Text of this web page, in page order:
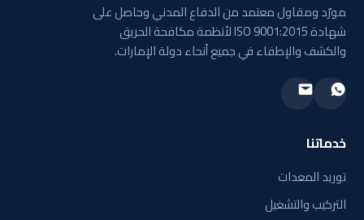
مورّد ومقاول معتمد من الدفاع المدني وحاصل على
شهادة ISO 9001:2015 لأنظمة مكافحة الحريق
والكشف والإطفاء في جميع أنحاء دولة الإمارات.
خدماتنا
توريد المعدات
التركيب والتشغيل